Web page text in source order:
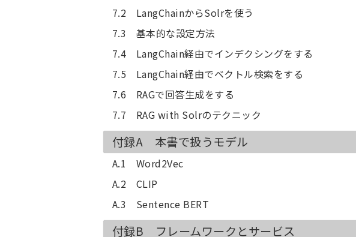
7.2 LangChainからSolrを使う
7.3 基本的な設定方法
7.4 LangChain経由でインデクシングをする
7.5 LangChain経由でベクトル検索をする
7.6 RAGで回答生成をする
7.7 RAG with Solrのテクニック
付録A 本書で扱うモデル
A.1 Word2Vec
A.2 CLIP
A.3 Sentence BERT
付録B フレームワークとサービス